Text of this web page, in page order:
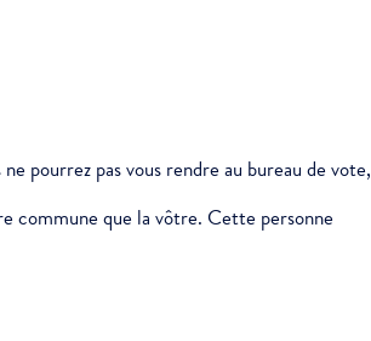
pourrez pas vous rendre au bureau de vote,
commune que la vôtre. Cette personne